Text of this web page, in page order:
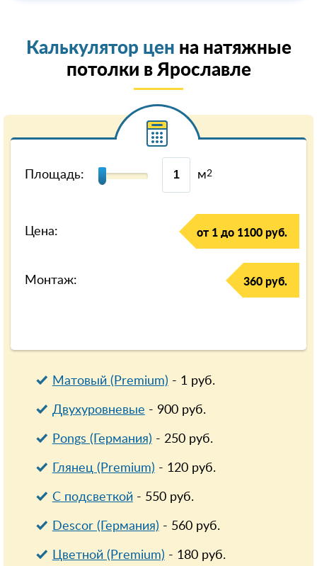
Калькулятор цен на натяжные
потолки в Ярославле
Площадь: м2
Цена: от 1 до 1100 руб.
Монтаж: 360 руб.
Матовый (Premium) - 1руб.
Двухуровневые - 900руб.
Pongs (Германия) - 250руб.
Глянец (Premium) - 120руб.
С подсветкой- 550руб.
Descor (Германия) - 560руб.
Цветной (Premium) - 180руб.